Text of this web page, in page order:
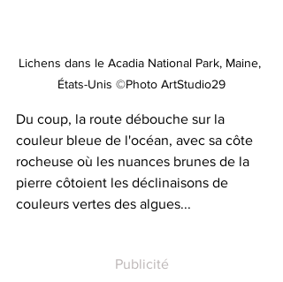
Lichens dans le Acadia National Park, Maine,
États-Unis ©Photo ArtStudio29
Du coup, la route débouche sur la
couleur bleue de l'océan, avec sa côte
rocheuse où les nuances brunes de la
pierre côtoient les déclinaisons de
couleurs vertes des algues...
Publicité